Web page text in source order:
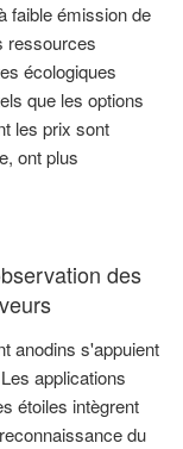
faible émission de
ressources
écologiques
que les options
les prix sont
ont plus
des
anodins s'appuient
applications
étoiles intègrent
du